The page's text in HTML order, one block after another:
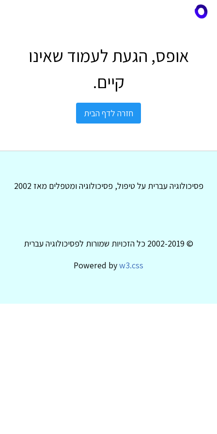
אופס, הגעת לעמוד שאינו
קיים.
חזרה לדף הבית
פסיכולוגיה עברית על טיפול, פסיכולוגיה ומטפלים מאז 2002
© 2002-2019 כל הזכויות שמורות לפסיכולוגיה עברית
Powered byw3.css